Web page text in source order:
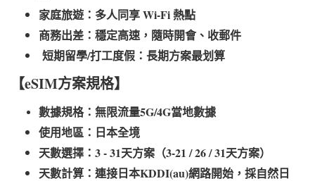
家庭旅遊：多人同享 Wi-Fi 熱點
商務出差：穩定高速，隨時開會、收郵件
短期留學/打工度假：長期方案最划算
【eSIM方案規格】
數據規格：無限流量5G/4G當地數據
使用地區：日本全境
天數選擇：3 - 31天方案（3-21 / 26 / 31天方案）
天數計算：連接日本KDDI(au)網路開始，採自然日